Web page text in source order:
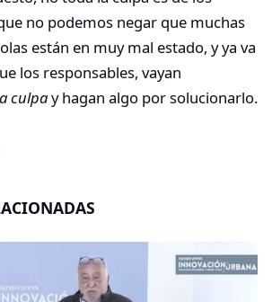
no podemos negar que muchas
están en muy mal estado, y ya va
los responsables, vayan
culpay hagan algo por solucionarlo.